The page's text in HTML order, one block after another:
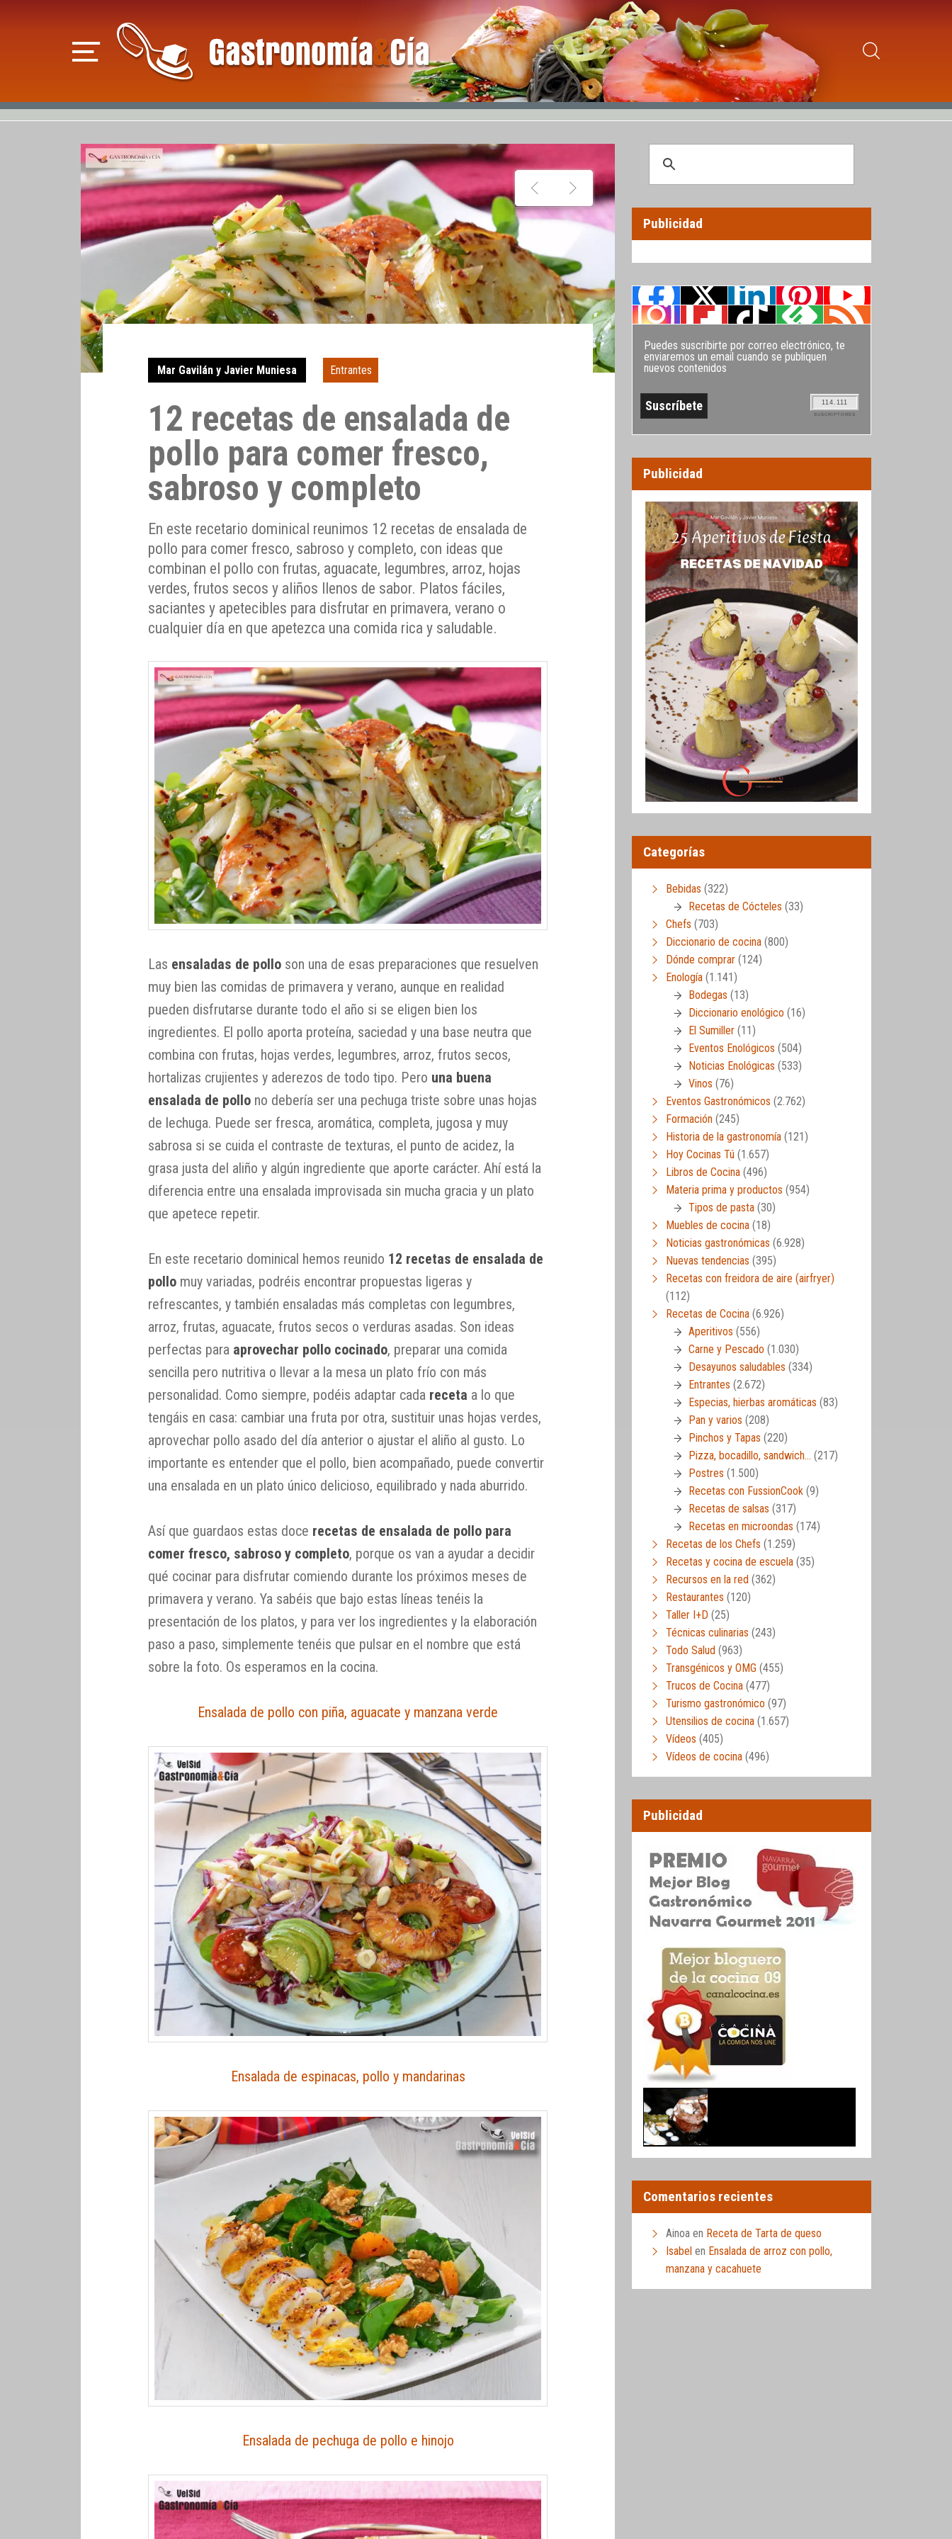
Mar Gavilán y Javier Muniesa Entrantes
12 recetas de ensalada de
pollo para comer fresco,
sabroso y completo
En este recetario dominical reunimos 12 recetas de ensalada de
pollo para comer fresco, sabroso y completo, con ideas que
combinan el pollo con frutas, aguacate, legumbres, arroz, hojas
verdes, frutos secos y aliños llenos de sabor. Platos fáciles,
saciantes y apetecibles para disfrutar en primavera, verano o
cualquier día en que apetezca una comida rica y saludable.
Las ensaladas de pollo son una de esas preparaciones que resuelven
muy bien las comidas de primavera y verano, aunque en realidad
pueden disfrutarse durante todo el año si se eligen bien los
ingredientes. El pollo aporta proteína, saciedad y una base neutra que
combina con frutas, hojas verdes, legumbres, arroz, frutos secos,
hortalizas crujientes y aderezos de todo tipo. Pero una buena
ensalada de pollo no debería ser una pechuga triste sobre unas hojas
de lechuga. Puede ser fresca, aromática, completa, jugosa y muy
sabrosa si se cuida el contraste de texturas, el punto de acidez, la
grasa justa del aliño y algún ingrediente que aporte carácter. Ahí está la
diferencia entre una ensalada improvisada sin mucha gracia y un plato
que apetece repetir.
En este recetario dominical hemos reunido 12 recetas de ensalada de
pollo muy variadas, podréis encontrar propuestas ligeras y
refrescantes, y también ensaladas más completas con legumbres,
arroz, frutas, aguacate, frutos secos o verduras asadas. Son ideas
perfectas para aprovechar pollo cocinado, preparar una comida
sencilla pero nutritiva o llevar a la mesa un plato frío con más
personalidad. Como siempre, podéis adaptar cada receta a lo que
tengáis en casa: cambiar una fruta por otra, sustituir unas hojas verdes,
aprovechar pollo asado del día anterior o ajustar el aliño al gusto. Lo
importante es entender que el pollo, bien acompañado, puede convertir
una ensalada en un plato único delicioso, equilibrado y nada aburrido.
Así que guardaos estas doce recetas de ensalada de pollo para
comer fresco, sabroso y completo, porque os van a ayudar a decidir
qué cocinar para disfrutar comiendo durante los próximos meses de
primavera y verano. Ya sabéis que bajo estas líneas tenéis la
presentación de los platos, y para ver los ingredientes y la elaboración
paso a paso, simplemente tenéis que pulsar en el nombre que está
sobre la foto. Os esperamos en la cocina.
Ensalada de pollo con piña, aguacate y manzana verde
Ensalada de espinacas, pollo y mandarinas
Ensalada de pechuga de pollo e hinojo
Publicidad
Puedes suscribirte por correo electrónico, te
enviaremos un email cuando se publiquen
nuevos contenidos
114.111
SUSCRIPTORES
Publicidad
Categorías
Bebidas (322)
Recetas de Cócteles (33)
Chefs (703)
Diccionario de cocina (800)
Dónde comprar (124)
Enología (1.141)
Bodegas (13)
Diccionario enológico (16)
El Sumiller (11)
Eventos Enológicos (504)
Noticias Enológicas (533)
Vinos (76)
Eventos Gastronómicos (2.762)
Formación (245)
Historia de la gastronomía (121)
Hoy Cocinas Tú (1.657)
Libros de Cocina (496)
Materia prima y productos (954)
Tipos de pasta (30)
Muebles de cocina (18)
Noticias gastronómicas (6.928)
Nuevas tendencias (395)
Recetas con freidora de aire (airfryer)
(112)
Recetas de Cocina (6.926)
Aperitivos (556)
Carne y Pescado (1.030)
Desayunos saludables (334)
Entrantes (2.672)
Especias, hierbas aromáticas (83)
Pan y varios (208)
Pinchos y Tapas (220)
Pizza, bocadillo, sandwich… (217)
Postres (1.500)
Recetas con FussionCook (9)
Recetas de salsas (317)
Recetas en microondas (174)
Recetas de los Chefs (1.259)
Recetas y cocina de escuela (35)
Recursos en la red (362)
Restaurantes (120)
Taller I+D (25)
Técnicas culinarias (243)
Todo Salud (963)
Transgénicos y OMG (455)
Trucos de Cocina (477)
Turismo gastronómico (97)
Utensilios de cocina (1.657)
Vídeos (405)
Vídeos de cocina (496)
Publicidad
Comentarios recientes
Ainoa en Receta de Tarta de queso
Isabel en Ensalada de arroz con pollo,
manzana y cacahuete